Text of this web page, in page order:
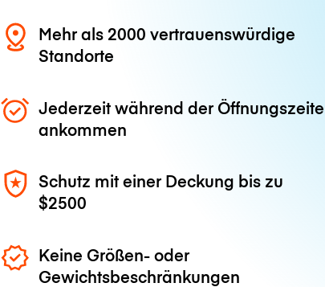
Mehr als 2000 vertrauenswürdige
Standorte
Jederzeit während der
ankommen
Schutz mit einer Deckung bis zu
$2500
Keine Größen- oder
Gewichtsbeschränkungen